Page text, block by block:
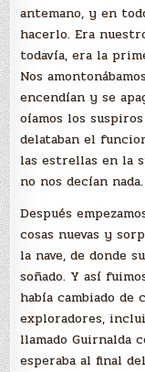
antemano, y en
hacerlo. Era
todavía, era la
Nos
encendían y se
oíamos los
delataban el
las estrellas en la
no nos decían nada.
Después
cosas nuevas y
la nave, de donde
soñado. Y así
había cambiado de
exploradores,
llamado Guirnalda
esperaba al final